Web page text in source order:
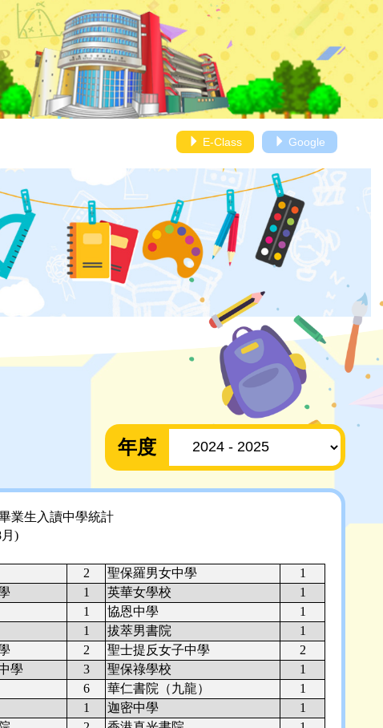
E-Class Google
年度
業生入讀中學統計
月 )
2 聖保羅男女中學
1
1 英華女學校
1
1 協恩中學
1
1 拔萃男書院
1
2 聖士提反女子中學
2
學 3 聖保祿學校
1
6 華仁書院（九龍）
1
1 迦密中學
1